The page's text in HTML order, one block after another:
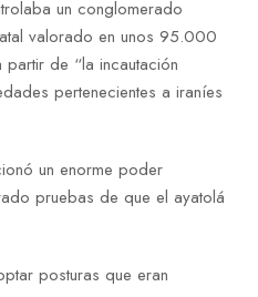
un conglomerado
valorado en unos 95.000
de “la incautación
pertenecientes a iraníes
un enorme poder
pruebas de que el ayatolá
posturas que eran